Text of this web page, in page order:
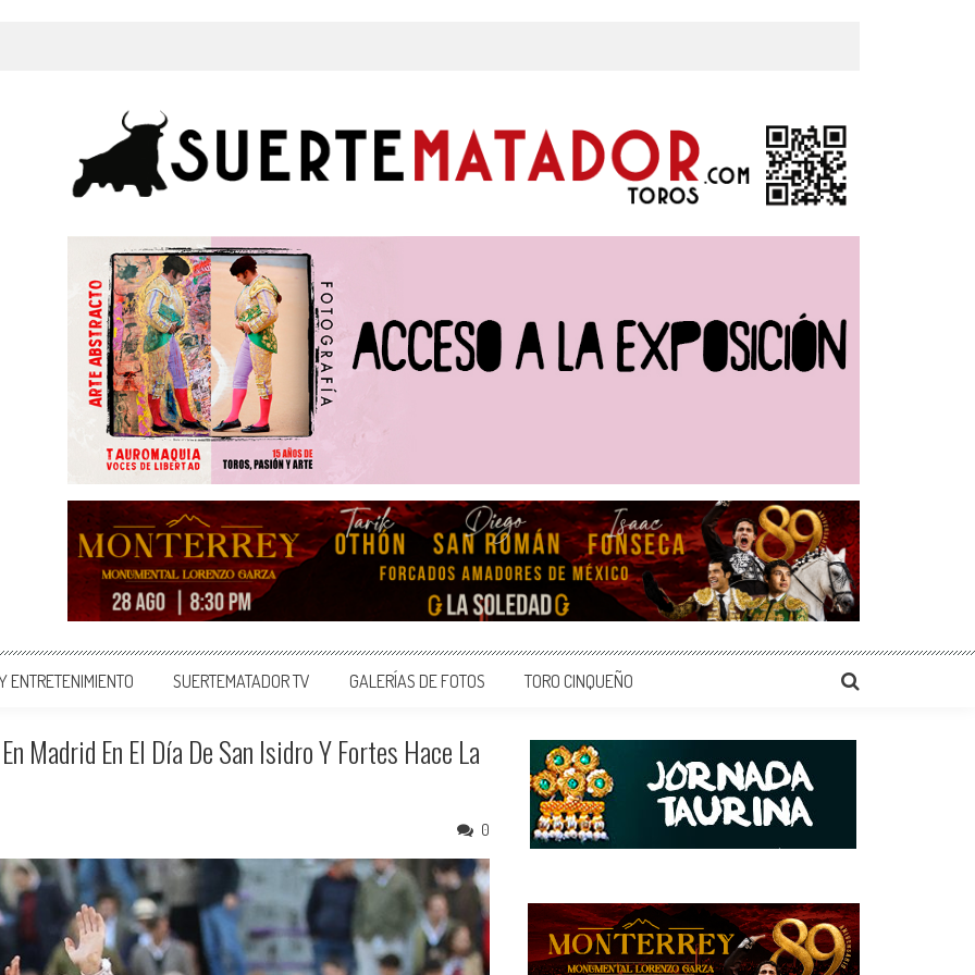
ENTRETENIMIENTO SUERTEMATADOR TV GALERÍAS DE FOTOS TORO CINQUEÑO
Madrid En El Día De San Isidro Y Fortes Hace La
0